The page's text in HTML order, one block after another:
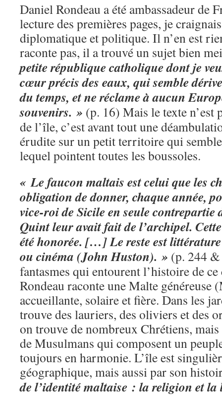
Daniel Rondeau a été ambassadeur de
lecture des premières pages, je
diplomatique et politique. Il n’en est
raconte pas, il a trouvé un sujet bien
petite république catholique dont je
cœur précis des eaux, qui semble
du temps, et ne réclame à aucun
souvenirs. » (p. 16) Mais le texte n’est
de l’île, c’est avant tout une
érudite sur un petit territoire qui
lequel pointent toutes les boussoles.
« Le faucon maltais est celui que les
obligation de donner, chaque année,
vice-roi de Sicile en seule contrepartie
Quint leur avait fait de l’archipel.
été honorée. […] Le reste est
ou cinéma (John Huston). » (p. 244
fantasmes qui entourent l’histoire de
Rondeau raconte une Malte généreuse
accueillante, solaire et fière. Dans les
trouve des lauriers, des oliviers et des
on trouve de nombreux Chrétiens,
de Musulmans qui composent un
toujours en harmonie. L’île est
géographique, mais aussi par son
de l’identité maltaise : la religion et la